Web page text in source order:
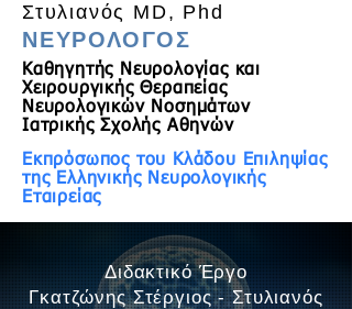
Καθηγητής Νευρολογίας και
Χειρουργικής Θεραπείας
Νευρολογικών Νοσημάτων
Ιατρικής Σχολής Αθηνών
Εκπρόσωπος του Κλάδου Επιληψίας
της Ελληνικής Νευρολογικής
Εταιρείας
Στυλιανός MD, Phd
ΝΕΥΡΟΛΟΓΟΣ
Διδακτικό Έργο
Γκατζώνης Στέργιος - Στυλιανός